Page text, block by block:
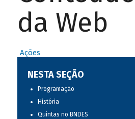
da Web
Ações
NESTA SEÇÃO
Programação
História
Quintas no BNDES